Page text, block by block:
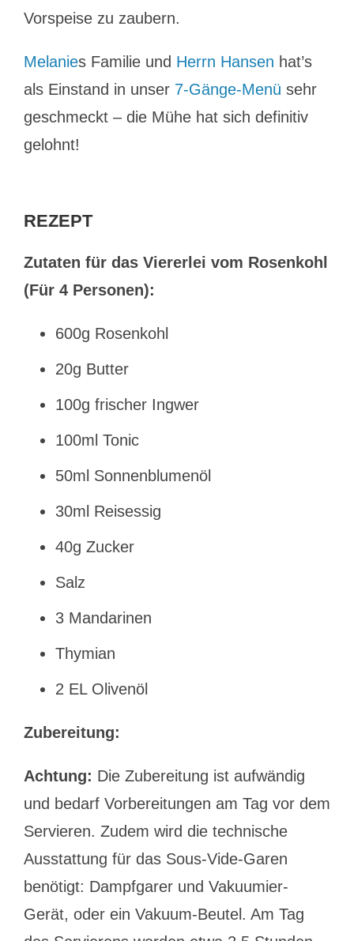
Vorspeise zu zaubern.
Melanies Familie und Herrn Hansen hat’s
als Einstand in unser 7-Gänge-Menü sehr
geschmeckt – die Mühe hat sich definitiv
gelohnt!
REZEPT
Zutaten für das Viererlei vom Rosenkohl
(Für 4 Personen):
600g Rosenkohl
20g Butter
100g frischer Ingwer
100ml Tonic
50ml Sonnenblumenöl
30ml Reisessig
40g Zucker
Salz
3 Mandarinen
Thymian
2 EL Olivenöl
Zubereitung:
Achtung: Die Zubereitung ist aufwändig
und bedarf Vorbereitungen am Tag vor dem
Servieren. Zudem wird die technische
Ausstattung für das Sous-Vide-Garen
benötigt: Dampfgarer und Vakuumier-
Gerät, oder ein Vakuum-Beutel. Am Tag